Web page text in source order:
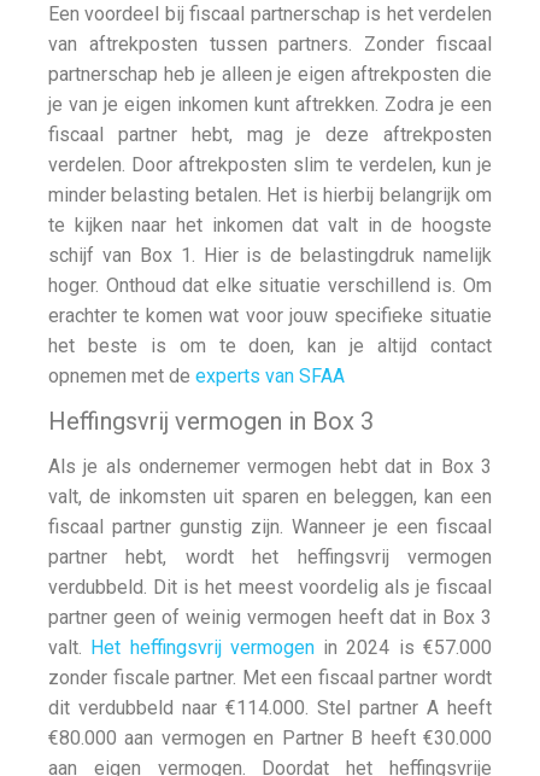
Een voordeel bij fiscaal partnerschap is het verdelen
van aftrekposten tussen partners. Zonder fiscaal
partnerschap heb je alleen je eigen aftrekposten die
je van je eigen inkomen kunt aftrekken. Zodra je een
fiscaal partner hebt, mag je deze aftrekposten
verdelen. Door aftrekposten slim te verdelen, kun je
minder belasting betalen. Het is hierbij belangrijk om
te kijken naar het inkomen dat valt in de hoogste
schijf van Box 1. Hier is de belastingdruk namelijk
hoger. Onthoud dat elke situatie verschillend is. Om
erachter te komen wat voor jouw specifieke situatie
het beste is om te doen, kan je altijd contact
opnemen met de experts van SFAA
Heffingsvrij vermogen in Box 3
Als je als ondernemer vermogen hebt dat in Box 3
valt, de inkomsten uit sparen en beleggen, kan een
fiscaal partner gunstig zijn. Wanneer je een fiscaal
partner hebt, wordt het heffingsvrij vermogen
verdubbeld. Dit is het meest voordelig als je fiscaal
partner geen of weinig vermogen heeft dat in Box 3
valt. Het heffingsvrij vermogenin 2024 is €57.000
zonder fiscale partner. Met een fiscaal partner wordt
dit verdubbeld naar €114.000. Stel partner A heeft
€80.000 aan vermogen en Partner B heeft €30.000
aan eigen vermogen. Doordat het heffingsvrije